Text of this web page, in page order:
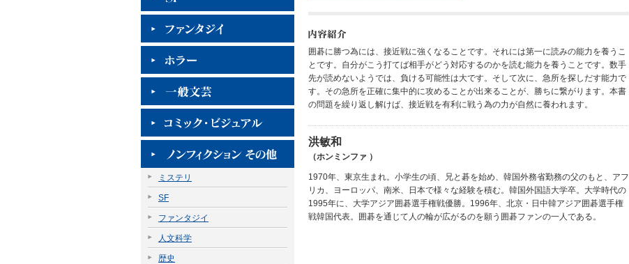
ミステリ
SF
ファンタジイ
人文科学
歴史
囲碁に勝つ為には、接近戦に強くなることです。それには第一に読みの能力を養うこ
とです。自分がこう打てば相手がどう対応するのかを読む能力を養うことです。数手
先が読めないようでは、負ける可能性は大です。そして次に、急所を探しだす能力で
す。その急所を正確に集中的に攻めることが出来ることが、勝ちに繋がります。本書
の問題を繰り返し解けば、接近戦を有利に戦う為の力が自然に養われます。
洪敏和
（ホンミンファ ）
1970年、東京生まれ。小学生の頃、兄と碁を始め、韓国外務省勤務の父のもと、アフ
リカ、ヨーロッパ、南米、日本で様々な経験を積む。韓国外国語大学卒。大学時代の
1995年に、大学アジア囲碁選手権戦優勝。1996年、北京・日中韓アジア囲碁選手権
戦韓国代表。囲碁を通じて人の輪が広がるのを願う囲碁ファンの一人である。